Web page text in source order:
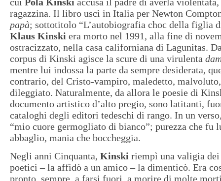
ragazzina. Il libro uscì in Italia per Newton
papà; sottotitolo “L’autobiografia choc della figlia
Klaus Kinski era morto nel 1991, alla fine di
ostracizzato, nella casa californiana di Lagunitas.
corpus di Kinski agisce la scure di una virulenta
mentre lui indossa la parte da sempre desiderata,
contrario, del Cristo-vampiro, maledetto,
dileggiato. Naturalmente, da allora le poesie di
documento artistico d’alto pregio, sono latitanti,
cataloghi degli editori tedeschi di rango. In un
“mio cuore germogliato di bianco”; purezza che fu
abbaglio, mania che boccheggia.
Negli anni Cinquanta, Kinski riempì una valigia
poetici – la affidò a un amico – la dimenticò. Era
pronto, sempre, a farsi fuori, a morire di molte